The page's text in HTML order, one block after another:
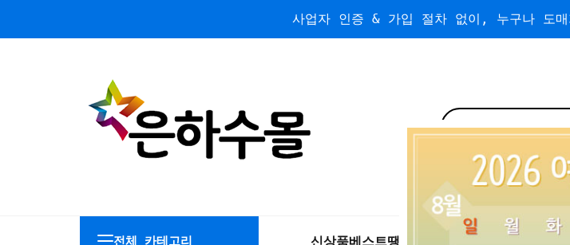
사업자 인증 & 가입 절차 없이, 누구나 도
전체 카테고리 신상품베스트땡처리/왕도매